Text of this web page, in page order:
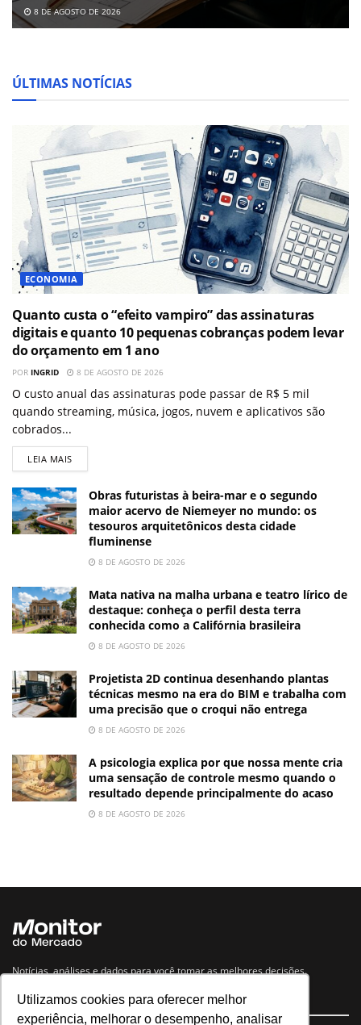
Utilizamos cookies para oferecer melhor
experiência, melhorar o desempenho, analisar
8 DE AGOSTO DE 2026
ÚLTIMAS NOTÍCIAS
ECONOMIA
Quanto custa o “efeito vampiro” das assinaturas
digitais e quanto 10 pequenas cobranças podem levar
do orçamento em 1 ano
POR INGRID 8 DE AGOSTO DE 2026
O custo anual das assinaturas pode passar de R$ 5 mil
quando streaming, música, jogos, nuvem e aplicativos são
cobrados...
LEIA MAIS
Obras futuristas à beira-mar e o segundo
maior acervo de Niemeyer no mundo: os
tesouros arquitetônicos desta cidade
fluminense
8 DE AGOSTO DE 2026
Mata nativa na malha urbana e teatro lírico de
destaque: conheça o perfil desta terra
conhecida como a Califórnia brasileira
8 DE AGOSTO DE 2026
Projetista 2D continua desenhando plantas
técnicas mesmo na era do BIM e trabalha com
uma precisão que o croqui não entrega
8 DE AGOSTO DE 2026
A psicologia explica por que nossa mente cria
uma sensação de controle mesmo quando o
resultado depende principalmente do acaso
8 DE AGOSTO DE 2026
Notícias, análises e dados para você tomar as melhores decisões.
Navegue no site